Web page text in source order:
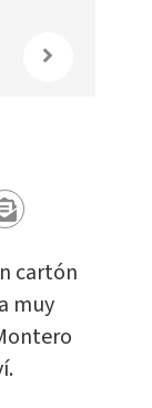
cartón
muy